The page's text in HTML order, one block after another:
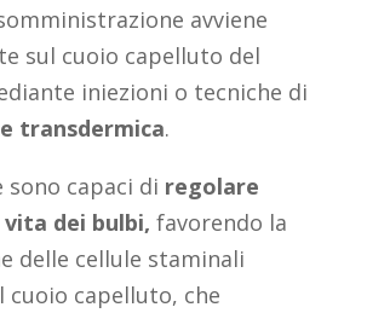
avviene
sul cuoio capelluto del
iniezioni o tecniche di
transdermica.
sono capaci di regolare
dei bulbi, favorendo la
delle cellule staminali
cuoio capelluto, che